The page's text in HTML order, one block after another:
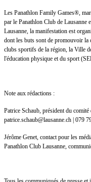
Les Panathlon Family Games®,
par le Panathlon Club de Lausanne
Lausanne, la manifestation est
dont les buts sont de promouvoir la
clubs sportifs de la région, la Ville
l'éducation physique et du sport
Note aux rédactions :
Patrice Schaub, président du
patrice.schaub@lausanne.ch | 079
Jérôme Genet, contact pour les
Panathlon Club Lausanne,